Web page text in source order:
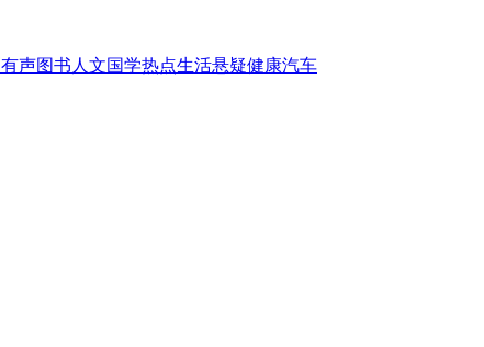
有声图书 人文国学热点生活悬疑健康汽车